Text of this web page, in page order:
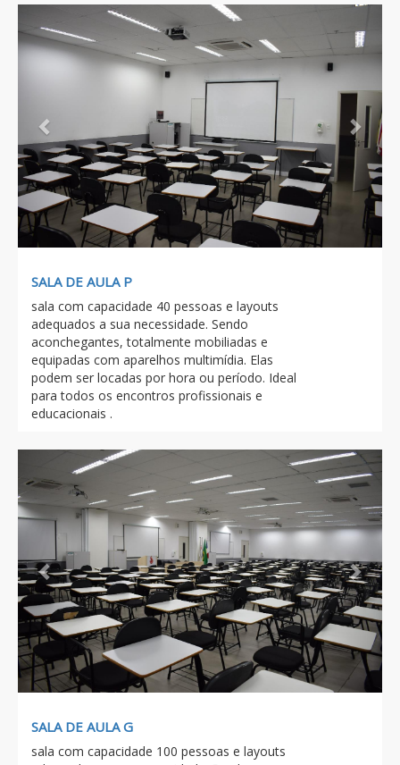
Previous Next
SALA DE AULA P
sala com capacidade 40 pessoas e layouts
adequados a sua necessidade. Sendo
aconchegantes, totalmente mobiliadas e
equipadas com aparelhos multimídia. Elas
podem ser locadas por hora ou período. Ideal
para todos os encontros profissionais e
educacionais .
Previous Next
SALA DE AULA G
sala com capacidade 100 pessoas e layouts